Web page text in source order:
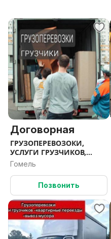
Договорная
ГРУЗОПЕРЕВОЗОКИ,
УСЛУГИ ГРУЗЧИКОВ,
ДЕМОНТАЖ,ВЫВОЗ
Гомель
Позвонить